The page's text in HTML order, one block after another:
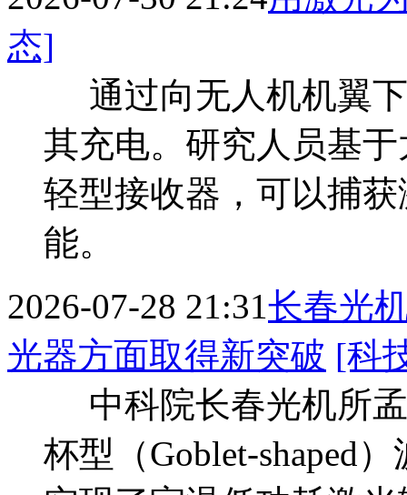
态]
通过向无人机机翼
其充电。研究人员基
轻型接收器，可以捕
能。
2026-07-28 21:31长春光
光器方面取得新突破 [科
中科院长春光机所
杯型（Goblet-shaped